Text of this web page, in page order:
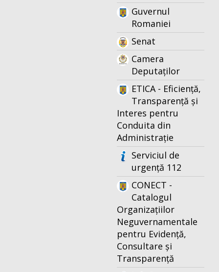
Guvernul
Romaniei
Senat
Camera
Deputaților
ETICA - Eficiență,
Transparență și
Interes pentru
Conduita din
Administrație
Serviciul de
urgență 112
CONECT -
Catalogul
Organizațiilor
Neguvernamentale
pentru Evidență,
Consultare și
Transparență